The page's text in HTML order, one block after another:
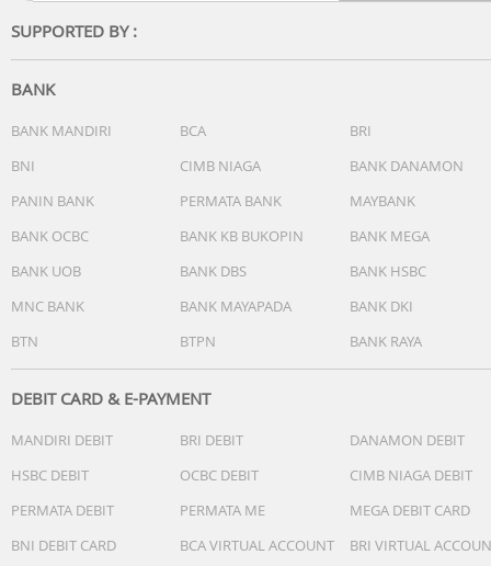
DJI Mic 2 Carrying Bag x1
Documents x1
Layar sentuh OLED 1,1 inci
Dilengkapi peredam bising cerdas
Jangkauan transmisi audio maksimum 250m (820 kaki)
Waktu pengoperasian hingga 6 jam
SUPPORTED BY :
BANK
BANK MANDIRI BCA
BRI
BNI
CIMB NIAGA
BANK DANAMON
PANIN BANK
PERMATA BANK
MAYBANK
BANK OCBC
BANK KB BUKOPIN
BANK MEGA
BANK UOB
BANK DBS
BANK HSBC
MNC BANK
BANK MAYAPADA
BANK DKI
BTN
BTPN BANK RAYA
DEBIT CARD & E-PAYMENT
MANDIRI DEBIT BRI DEBIT
DANAMON DEBIT
HSBC DEBIT
OCBC DEBIT
CIMB NIAGA DEBIT
PERMATA DEBIT
PERMATA ME
MEGA DEBIT CARD
BNI DEBIT CARD
BCA VIRTUAL ACCOUNT
BRI VIRTUAL